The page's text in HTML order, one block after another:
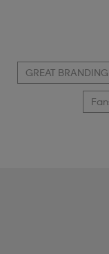
GREAT BRANDING